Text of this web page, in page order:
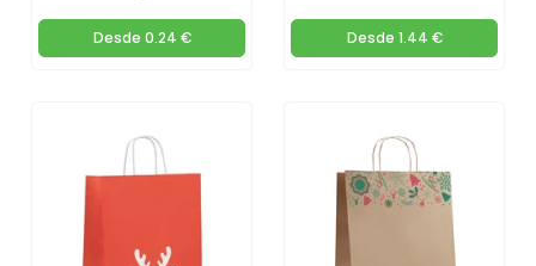
Desde 0.24 € Desde 1.44 €